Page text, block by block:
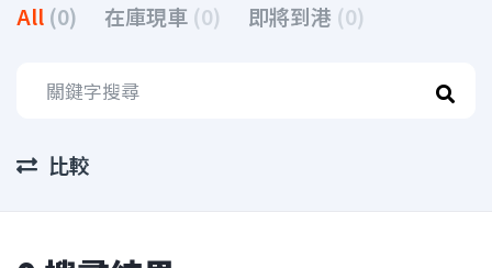
All (0) 在庫現車 (0) 即將到港 (0)
比較